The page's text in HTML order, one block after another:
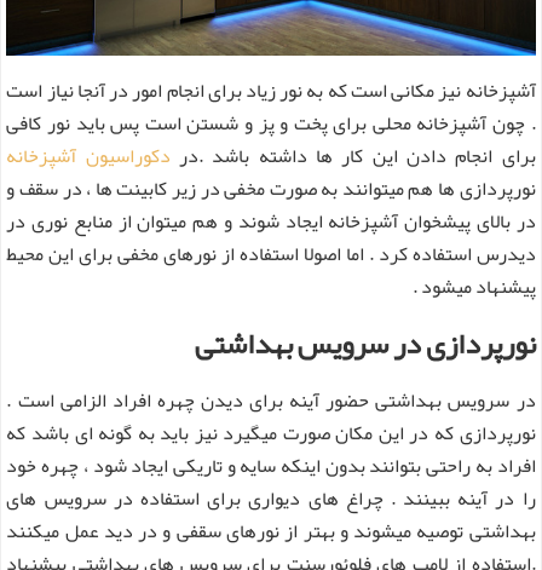
آشپزخانه نیز مکانی است که به نور زیاد برای انجام امور در آنجا نیاز است
. چون آشپزخانه محلی برای پخت و پز و شستن است پس باید نور کافی
برای انجام دادن این کار ها داشته باشد .در دکوراسیون آشپزخانه
نورپردازی ها هم میتوانند به صورت مخفی در زیر کابینت ها ، در سقف و
در بالای پیشخوان آشپزخانه ایجاد شوند و هم میتوان از منابع نوری در
دیدرس استفاده کرد . اما اصولا استفاده از نورهای مخفی برای این محیط
پیشنهاد میشود .
نورپردازی در سرویس بهداشتی
در سرویس بهداشتی حضور آینه برای دیدن چهره افراد الزامی است .
نورپردازی که در این مکان صورت میگیرد نیز باید به گونه ای باشد که
افراد به راحتی بتوانند بدون اینکه سایه و تاریکی ایجاد شود ، چهره خود
را در آینه ببینند . چراغ های دیواری برای استفاده در سرویس های
بهداشتی توصیه میشوند و بهتر از نورهای سقفی و در دید عمل میکنند